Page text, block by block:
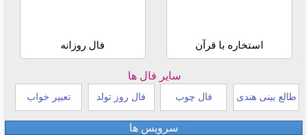
استخاره با قرآن فال روزانه
سایر فال ها
طالع بینی هندی فال چوب فال روز تولد تعبیر خواب
سرویس ها